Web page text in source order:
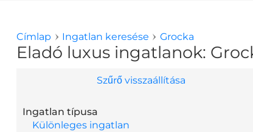
Vissza a keresési eredményekhez
Jelenlegi hely
Címlap Ingatlan keresése Grocka
Eladó luxus ingatlanok:
Szűrő visszaállítása
Ingatlan típusa
Különleges ingatlan